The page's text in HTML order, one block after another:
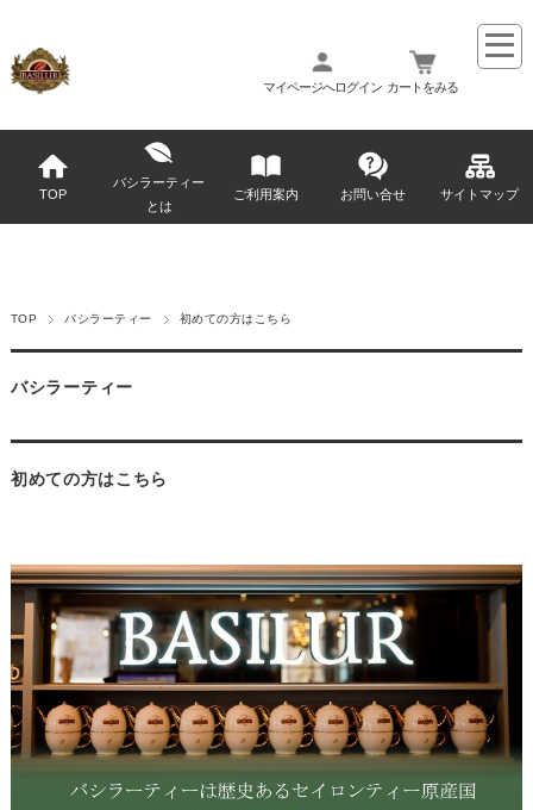
マイページへログイン カートをみる
TOP
バシラーティー
とは
ご利用案内 お問い合せ サイトマップ
TOP バシラーティー 初めての方はこちら
バシラーティー
初めての方はこちら